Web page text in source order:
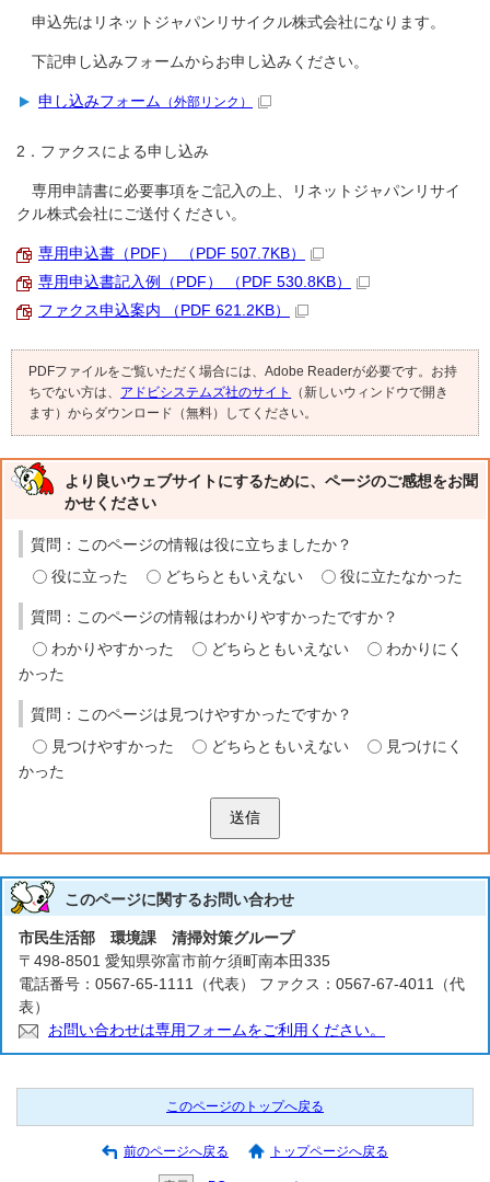
申込先はリネットジャパンリサイクル株式会社になります。
下記申し込みフォームからお申し込みください。
申し込みフォーム （外部リンク）
2．ファクスによる申し込み
専用申請書に必要事項をご記入の上、リネットジャパンリサイ
クル株式会社にご送付ください。
専用申込書（PDF） （PDF 507.7KB）
専用申込書記入例（PDF） （PDF 530.8KB）
ファクス申込案内 （PDF 621.2KB）
PDFファイルをご覧いただく場合には、Adobe Readerが必要です。お持
ちでない方は、 アドビシステムズ社のサイト
（新しいウィンドウで開き
ます）からダウンロード（無料）してください。
より良いウェブサイトにするために、ページのご感想をお聞
かせください
質問：このページの情報は役に立ちましたか？
役に立った
どちらともいえない 役に立たなかった
質問：このページの情報はわかりやすかったですか？
わかりやすかった
どちらともいえない
わかりにく
かった
質問：このページは見つけやすかったですか？
見つけやすかった
どちらともいえない
見つけにく
かった
送信
このページに関するお問い合わせ
市民生活部 環境課 清掃対策グループ
〒498-8501 愛知県弥富市前ケ須町南本田335
電話番号：0567-65-1111（代表） ファクス：0567-67-4011（代
表）
お問い合わせは専用フォームをご利用ください。
このページのトップへ戻る
前のページへ戻る トップページへ戻る